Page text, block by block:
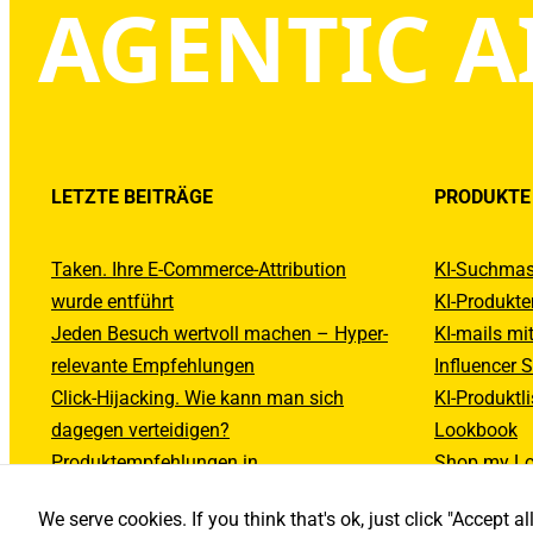
AGENTIC
We serve cookies. If you think that's ok, just click "Accept
LETZTE BEITRÄGE
Taken. Ihre E-Commerce-Attribution
wurde entführt
Jeden Besuch wertvoll machen – Hyper-
relevante Empfehlungen
Click-Hijacking. Wie kann man sich
dagegen verteidigen?
Produktempfehlungen in
Was passiert gerade mit E-Mail-
PRODUKTE
KI-
KI-
KI-mails
Influencer
KI-
Lookbook
Shop my